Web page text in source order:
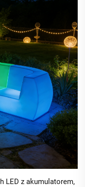
LED z akumulatorem,